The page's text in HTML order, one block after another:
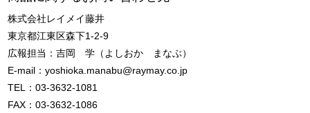
株式会社レイメイ藤井
東京都江東区森下1-2-9
広報担当：吉岡 学（よしおか まなぶ）
E-mail：yoshioka.manabu@raymay.co.jp
TEL：03-3632-1081
FAX：03-3632-1086